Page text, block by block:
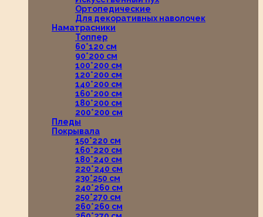
Ортопедические
Для декоративных наволочек
Наматрасники
Топпер
60*120 см
90*200 см
100*200 см
120*200 см
140*200 см
160*200 см
180*200 см
200*200 см
Пледы
Покрывала
150*220 см
160*220 см
180*240 см
220*240 см
230*250 см
240*260 см
250*270 см
260*260 см